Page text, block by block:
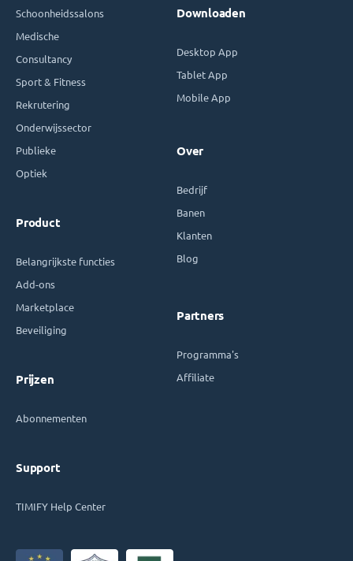
Schoonheidssalons
Medische
Consultancy
Sport & Fitness
Rekrutering
Onderwijssector
Publieke
Optiek
Product
Belangrijkste functies
Add-ons
Marketplace
Beveiliging
Prijzen
Abonnementen
Support
TIMIFY Help Center
Downloaden
Desktop App
Tablet App
Mobile App
Over
Bedrijf
Banen
Klanten
Blog
Partners
Programma's
Affiliate